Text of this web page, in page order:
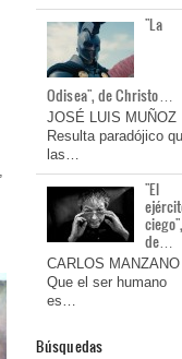
"La
Odisea", de Christo…
JOSÉ LUIS MUÑOZ
Resulta paradójico
las…
"El
de…
CARLOS MANZANO
Que el ser humano
es…
Búsquedas